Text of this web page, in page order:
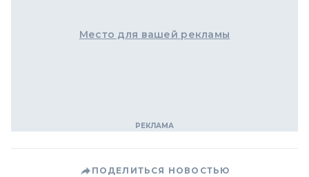
Место для вашей рекламы
ПОДЕЛИТЬСЯ НОВОСТЬЮ